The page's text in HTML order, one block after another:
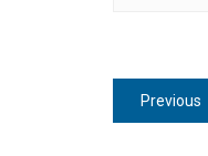
de
Previous